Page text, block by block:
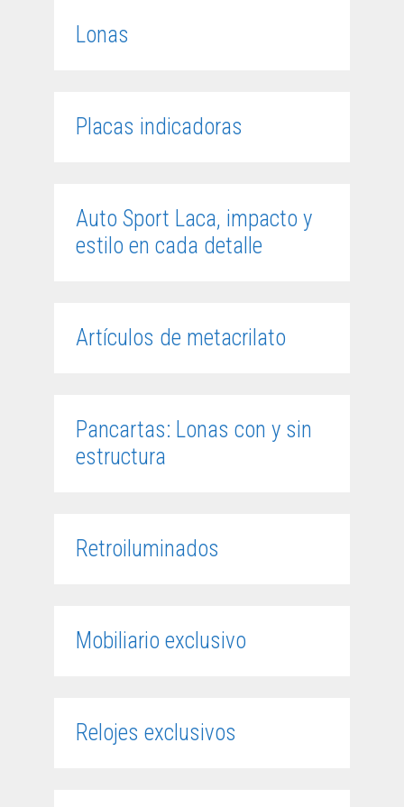
Lonas
Placas indicadoras
Auto Sport Laca, impacto y
estilo en cada detalle
Artículos de metacrilato
Pancartas: Lonas con y sin
estructura
Retroiluminados
Mobiliario exclusivo
Relojes exclusivos